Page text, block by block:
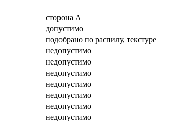
сторона А
допустимо
подобрано по распилу, текстуре
недопустимо
недопустимо
недопустимо
недопустимо
недопустимо
недопустимо
недопустимо